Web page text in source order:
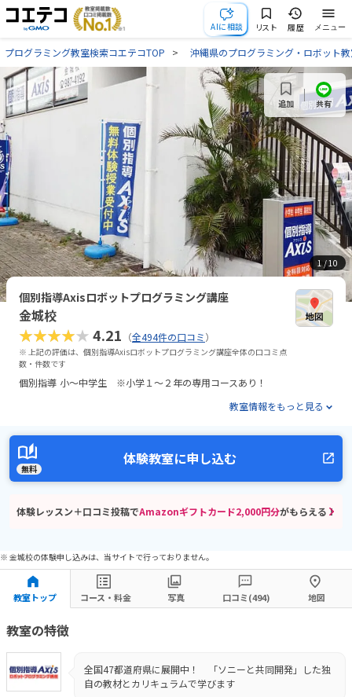
AIに相談 リスト 履歴 メニュー
プログラミング教室検索コエテコTOP 沖縄県のプログラミング・ロボット
1 / 10
追加 共有
個別指導Axisロボットプログラミング講座
金城校
★★★★★4.21 （全494件の口コミ）
※ 上記の評価は、個別指導Axisロボットプログラミング講座全体の口コミ点
数・件数です
個別指導 小～中学生 ※小学１～２年の専用コースあり！
教室情報をもっと見る
無料
体験教室に申し込む
体験レッスン＋口コミ投稿でAmazonギフトカード2,000円分がもらえる！
※ 金城校の体験申し込みは、当サイトで行っておりません。
教室トップ コース・料金 写真 口コミ(494) 地図
教室の特徴
全国47都道府県に展開中！ 「ソニーと共同開発」した独
自の教材とカリキュラムで学びます